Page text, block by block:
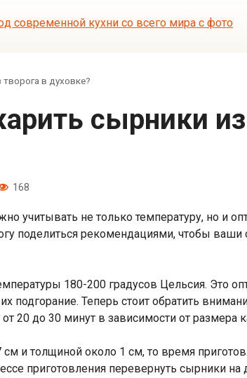
в духовке?
168
учитывать не только температуру, но и
поделиться рекомендациями, чтобы
180-200 градусов Цельсия. Это
подгорание. Теперь стоит обратить
20 до 30 минут в зависимости от размера
и толщиной около 1 см, то время
приготовления перевернуть сырники на